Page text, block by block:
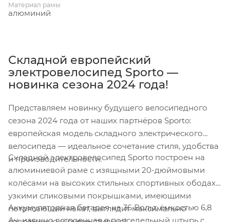
Материал рамы
алюминий
Складной европейский
электровелосипед Sporto —
новинка сезона 2024 года!
Представляем новинку будущего велосипедного
сезона 2024 года от наших партнёров Sporto:
европейская модель складного электрического
велосипеда — идеальное сочетание стиля, удобства
и производительности.
Складной электровелосипед Sporto построен на
алюминиевой раме с изящными 20-дюймовыми
колёсами на высоких стильных спортивных ободах с
узкими сликовыми покрышками, имеющими
потрясающий накат, выглядит максимально
Аккумуляторная батарея на 36 Вольт, ёмкостью 6,8
Ач, изящно встроенная в подседельный штырь с